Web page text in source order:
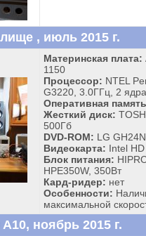
, июль 2015 г.
Материнская плата:
1150
Процессор: NTEL
G3220, 3.0ГГц, 2 ядра
Оперативная
Жесткий диск:
500Гб
DVD-ROM: LG
Видеокарта: Intel
Блок питания:
HPE350W, 350Вт
Кард-ридер: нет
Особенности:
максимальной
ноябрь 2015 г.